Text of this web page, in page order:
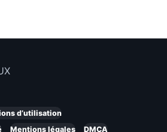
d’utilisation
Mentions légales DMCA